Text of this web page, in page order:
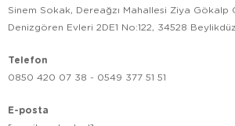
Sinem Sokak, Dereağzı Mahallesi Ziya Gökalp
Denizgören Evleri 2DE1 No:122, 34528
Telefon
0850 420 07 38 - 0549 377 51 51
E-posta